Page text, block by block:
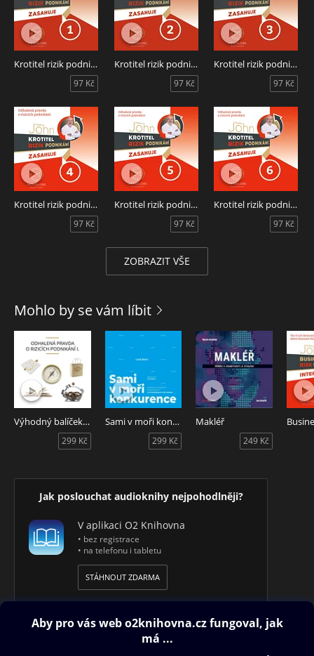
Třetí díl je hodně dramatický. Vdova po padesátiprocentním
společníkovi se nechce o nic dělit a na svého obchodního
partnera dost nevybíravě útočí. A ten si to samozřejmě
nenechá líbit.
Z příběhu se dozvíte mnohem víc, než jen tyto rady:
Pokud máte společníka, dohodněte se dopředu, co bude,
pokud se někomu z vás něco stane
Udělejte opatření, aby se i z ideálního partnerství nestal po
letech velký problém
V případě problému se nejprve snažte najít smírčí řešení
V případě potřeby neváhejte využít služeb mediátora
Hlavně si však uvědomte:
Nejlepší je mít svou firmu pod stoprocentní kontrolou
Krotitel rizik podnikání zasahuje v kamnářství - audiokniha
obsahuje třetí díl seriálu o rizicích podnikání. Autor Vladimír
John. Účinkují Alexej Pyško, Robert Jašków, Zuzana Slavíková.
Krotitel rizik podnikání zasahuje v autosalonu
97 Kč
Krotitel rizik podnikání zasahuje ve zlatnictví
97 Kč
Krotitel rizik podnikání zasahuje v kamnářství
97 Kč
Krotitel rizik podnikání zasahuje v prodejně stavebního materiálu
97 Kč
Krotitel rizik podnikání zasahuje v prodejně zbraní
97 Kč
Krotitel rizik podnikání zasahuje ve zdravotnické klinice
97 Kč
ZOBRAZIT VŠE
Mohlo by se vám líbit
Výhodný balíček - Odhalená pravda o rizicích podnikání 1
299 Kč
Sami v moři konkurence
299 Kč
Makléř
249 Kč
Jak poslouchat audioknihy nejpohodlněji?
V aplikaci O2 Knihovna
• bez registrace
• na telefonu i tabletu
STÁHNOUT ZDARMA